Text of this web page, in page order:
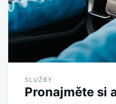
SLUŽBY
Pronajměte si